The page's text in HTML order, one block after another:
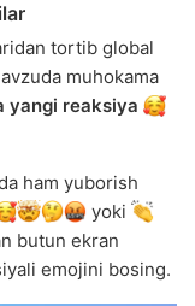
tortib global
muhokama
yangi reaksiya
ham yuborish
yoki
butun ekran
emojini bosing.